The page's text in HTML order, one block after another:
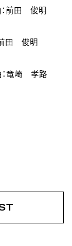
：前田 俊明
田 俊明
：竜崎 孝路